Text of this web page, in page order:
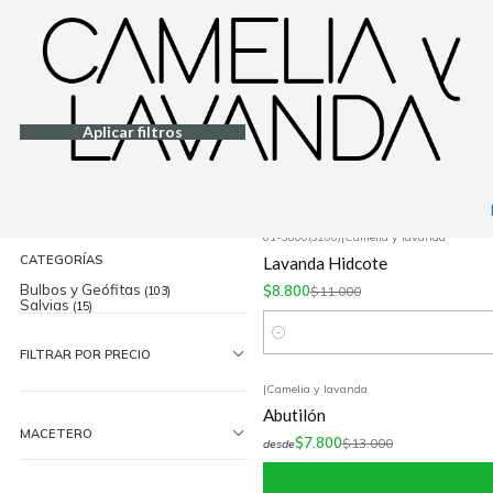
Inicio Planta Flores Flores de temporada
Filtrar Productos
1-30 de 142 productos
Aplicar filtros
ORDENAR POR
CATEGORÍAS
Bulbos y Geófitas (103)
Salvias (15)
FILTRAR POR PRECIO
MACETERO
-40%OFF
|Camelia y lavanda
Lavanda Francesa
$7.800 $13.000
4.3
01-3800(3200)|Camelia y lavanda
Lavanda Hidcote
$8.800$11.000
Cantidad
|Camelia y lavanda
Abutilón
desde$7.800$13.000